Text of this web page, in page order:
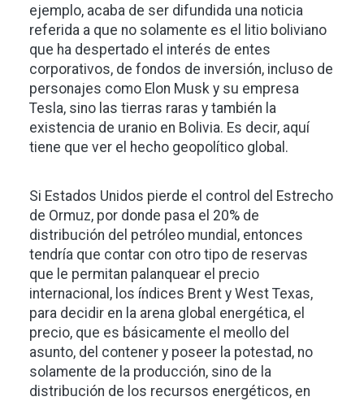
ejemplo, acaba de ser difundida una noticia
referida a que no solamente es el litio boliviano
que ha despertado el interés de entes
corporativos, de fondos de inversión, incluso de
personajes como Elon Musk y su empresa
Tesla, sino las tierras raras y también la
existencia de uranio en Bolivia. Es decir, aquí
tiene que ver el hecho geopolítico global.
Si Estados Unidos pierde el control del Estrecho
de Ormuz, por donde pasa el 20% de
distribución del petróleo mundial, entonces
tendría que contar con otro tipo de reservas
que le permitan palanquear el precio
internacional, los índices Brent y West Texas,
para decidir en la arena global energética, el
precio, que es básicamente el meollo del
asunto, del contener y poseer la potestad, no
solamente de la producción, sino de la
distribución de los recursos energéticos, en